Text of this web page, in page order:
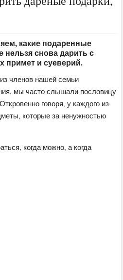
какие подаренные
нельзя снова дарить с
примет и суеверий.
членов нашей семьи
мы часто слышали пословицу
говоря, у каждого из
которые за ненужностью
когда можно, а когда